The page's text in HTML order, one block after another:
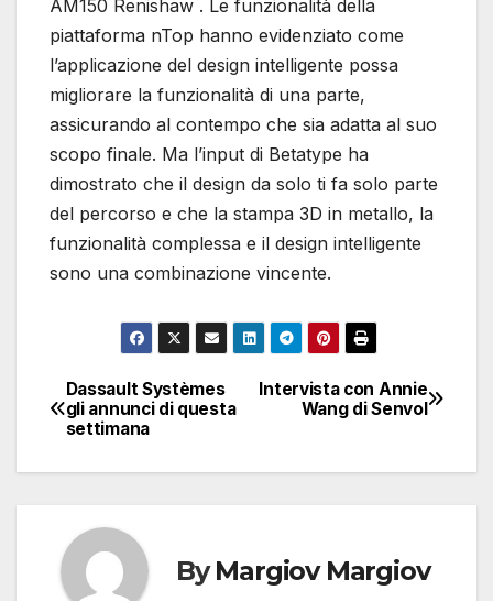
AM150 Renishaw . Le funzionalità della
piattaforma nTop hanno evidenziato come
l’applicazione del design intelligente possa
migliorare la funzionalità di una parte,
assicurando al contempo che sia adatta al suo
scopo finale. Ma l’input di Betatype ha
dimostrato che il design da solo ti fa solo parte
del percorso e che la stampa 3D in metallo, la
funzionalità complessa e il design intelligente
sono una combinazione vincente.
Navigazione
articoli
Intervista con Annie
Wang di Senvol
Dassault Systèmes
gli annunci di questa
settimana
ByMargiov Margiov